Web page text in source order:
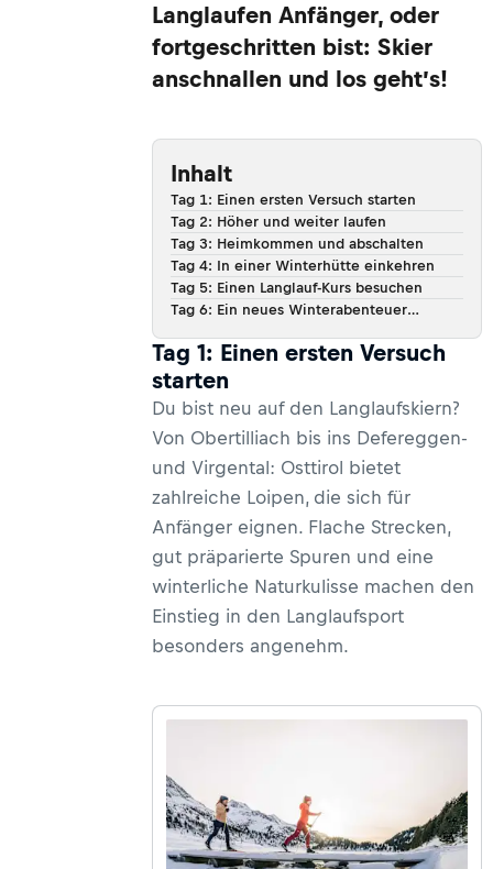
Langlaufen Anfänger, oder
fortgeschritten bist: Skier
anschnallen und los geht’s!
Inhalt
Tag 1: Einen ersten Versuch starten
Tag 2: Höher und weiter laufen
Tag 3: Heimkommen und abschalten
Tag 4: In einer Winterhütte einkehren
Tag 5: Einen Langlauf-Kurs besuchen
Tag 6: Ein neues Winterabenteuer
Tag 1: Einen ersten Versuch
starten
Du bist neu auf den Langlaufskiern?
Von Obertilliach bis ins Defereggen-
und Virgental: Osttirol bietet
zahlreiche Loipen, die sich für
Anfänger eignen. Flache Strecken,
gut präparierte Spuren und eine
winterliche Naturkulisse machen den
Einstieg in den Langlaufsport
besonders angenehm.